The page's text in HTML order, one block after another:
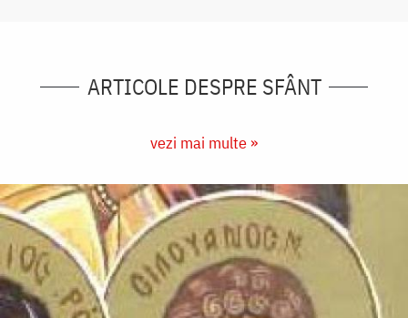
ARTICOLE DESPRE SFÂNT
vezi mai multe »